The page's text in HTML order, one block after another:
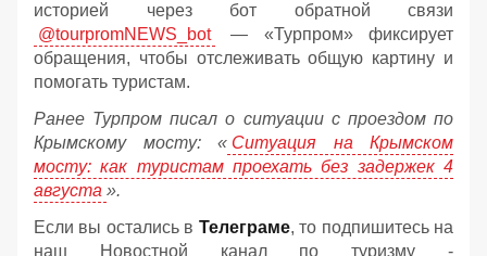
историей через бот обратной связи
@tourpromNEWS_bot
— «Турпром» фиксирует
обращения, чтобы отслеживать общую картину и
помогать туристам.
Ранее Турпром писал о ситуации с проездом по
Крымскому мосту: « Ситуация на Крымском
мосту: как туристам проехать без задержек 4
августа ».
Если вы остались в Телеграме, то подпишитесь на
наш Новостной канал по туризму -